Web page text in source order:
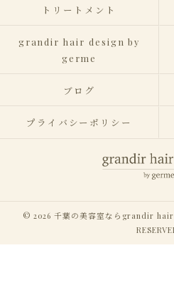
トリートメント
grandir hair design by
germe
ブログ
プライバシーポリシー
© 2026 千葉の美容室ならgrandir